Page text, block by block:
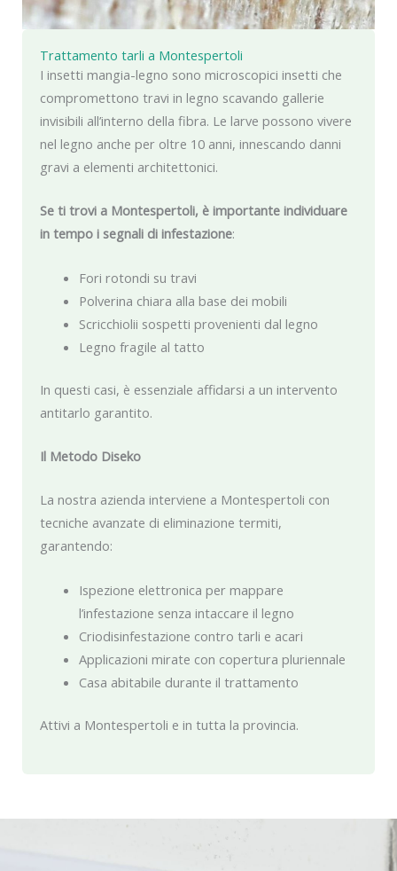
Trattamento tarli a Montespertoli
I insetti mangia-legno sono microscopici insetti che
compromettono travi in legno scavando gallerie
invisibili all’interno della fibra. Le larve possono vivere
nel legno anche per oltre 10 anni, innescando danni
gravi a elementi architettonici.
Se ti trovi a Montespertoli, è importante individuare
in tempo i segnali di infestazione:
Fori rotondi su travi
Polverina chiara alla base dei mobili
Scricchiolii sospetti provenienti dal legno
Legno fragile al tatto
In questi casi, è essenziale affidarsi a un intervento
antitarlo garantito.
Il Metodo Diseko
La nostra azienda interviene a Montespertoli con
tecniche avanzate di eliminazione termiti,
garantendo:
Ispezione elettronica per mappare
l’infestazione senza intaccare il legno
Criodisinfestazione contro tarli e acari
Applicazioni mirate con copertura pluriennale
Casa abitabile durante il trattamento
Attivi a Montespertoli e in tutta la provincia.